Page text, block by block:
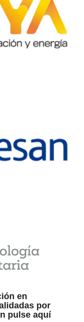
en
por
pulse aquí